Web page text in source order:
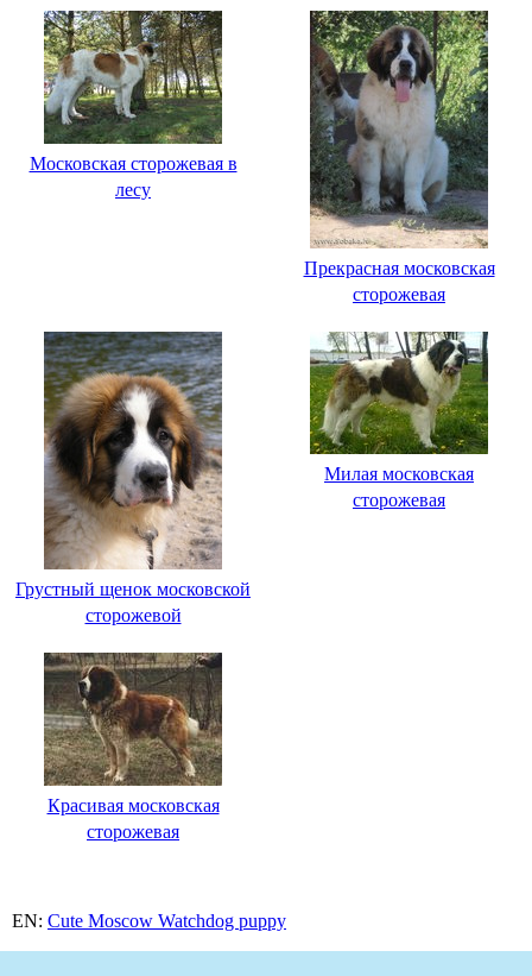
Московская сторожевая в
лесу
Прекрасная московская
сторожевая
Грустный щенок московской
сторожевой
Милая московская
сторожевая
Красивая московская
сторожевая
EN: Cute Moscow Watchdog puppy